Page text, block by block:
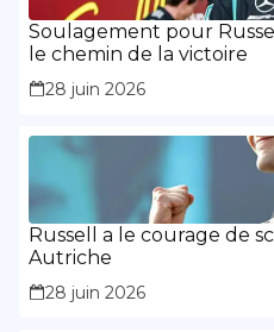
Soulagement pour
le chemin de la victoire
28 juin 2026
Russell a le courage de
Autriche
28 juin 2026